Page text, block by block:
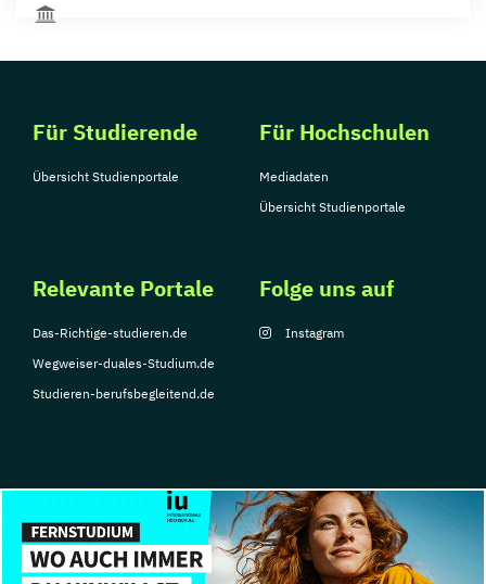
Für Studierende
Übersicht Studienportale
Für Hochschulen
Mediadaten
Übersicht Studienportale
Relevante Portale
Das-Richtige-studieren.de
Wegweiser-duales-Studium.de
Studieren-berufsbegleitend.de
Folge uns auf
Instagram
© Copyright 2026, TarGroup Media GmbH
Impressum
Datenschutzerklärung Nutzungsbedingungen